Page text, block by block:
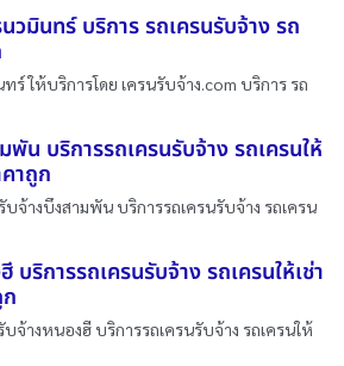
วมินทร์ บริการ รถเครนรับจ้าง รถ
ร์ ให้บริการโดย เครนรับจ้าง.com บริการ รถ
น บริการรถเครนรับจ้าง รถเครนให้
คาถูก
บจ้างบึงสามพัน บริการรถเครนรับจ้าง รถเครน
บริการรถเครนรับจ้าง รถเครนให้เช่า
บจ้างหนองฮี บริการรถเครนรับจ้าง รถเครนให้